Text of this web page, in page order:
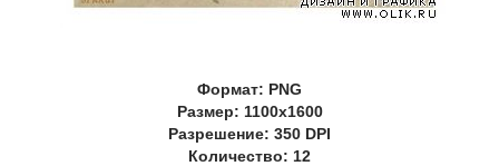
Формат: PNG
Размер: 1100x1600
Разрешение: 350 DPI
Количество: 12